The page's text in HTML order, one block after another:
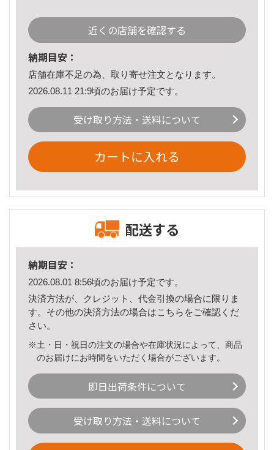
近くの店舗を確認する
納期目安：
店舗在庫不足の為、取り寄せ注文となります。
2026.08.11 21:9頃のお届け予定です。
受け取り方法・送料について
カートに入れる
配送する
納期目安：
2026.08.01 8:56頃のお届け予定です。
決済方法が、クレジット、代金引換の場合に限りま
す。その他の決済方法の場合はこちら をご確認くだ
さい。
※土・日・祝日の注文の場合や在庫状況によって、商品
のお届けにお時間をいただく場合がございます。
即日出荷条件について
受け取り方法・送料について